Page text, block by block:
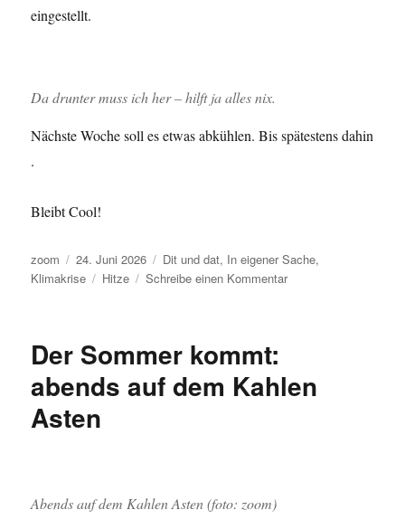
eingestellt.
Da drunter muss ich her – hilft ja alles nix.
Nächste Woche soll es etwas abkühlen. Bis spätestens dahin
.
Bleibt Cool!
Autor
zoom
Veröffentlicht
am
24. Juni 2026 Kategorien
Dit und dat, In eigener Sache,
Klimakrise
Schlagwörter
Hitze Schreibe einen Kommentarzu
Der Sommer kommt:
abends auf dem Kahlen
Asten
Abends auf dem Kahlen Asten (foto: zoom)